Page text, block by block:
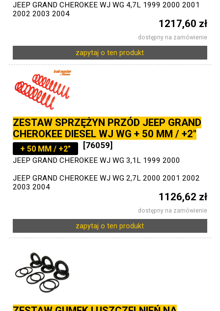
JEEP GRAND CHEROKEE WJ WG 4,7L 1999 2000 2001
2002 2003 2004
1217,60 zł
dostępny na zamówienie
zapytaj o ten produkt
ZESTAW SPRZĘŻYN PRZÓD JEEP GRAND
CHEROKEE DIESEL WJ WG + 50 MM / +2"
+ 50 MM / +2" [76059]
JEEP GRAND CHEROKEE WJ WG 3,1L 1999 2000
JEEP GRAND CHEROKEE WJ WG 2,7L 2000 2001 2002
2003 2004
1126,62 zł
dostępny na zamówienie
zapytaj o ten produkt